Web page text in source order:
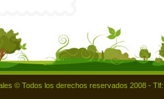
© Todos los derechos reservados 2008 -